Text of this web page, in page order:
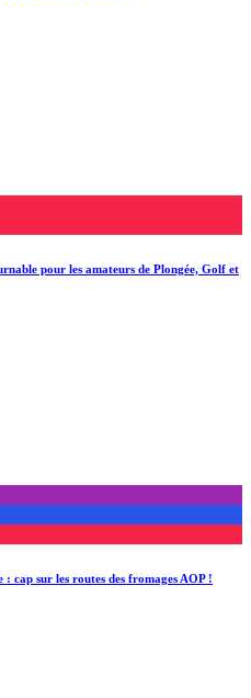
pour les amateurs de Plongée, Golf et
cap sur les routes des fromages AOP !